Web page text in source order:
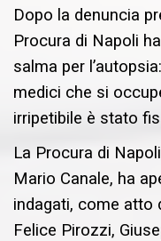
Dopo la denuncia
Procura di Napoli
salma per
medici che si
irripetibile è stato
La Procura di
Mario Canale, ha
indagati, come atto
Felice Pirozzi,